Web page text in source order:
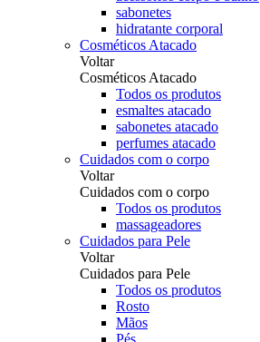
sabonetes
hidratante corporal
Cosméticos Atacado
Voltar
Cosméticos Atacado
Todos os produtos
esmaltes atacado
sabonetes atacado
perfumes atacado
Cuidados com o corpo
Voltar
Cuidados com o corpo
Todos os produtos
massageadores
Cuidados para Pele
Voltar
Cuidados para Pele
Todos os produtos
Rosto
Mãos
Pés